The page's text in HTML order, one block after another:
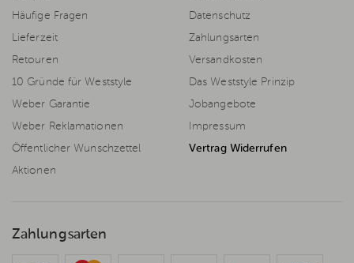
Häufige Fragen
Lieferzeit
Retouren
10 Gründe für Weststyle
Weber Garantie
Weber Reklamationen
Öffentlicher Wunschzettel
Aktionen
Datenschutz
Zahlungsarten
Versandkosten
Das Weststyle Prinzip
Jobangebote
Impressum
Vertrag Widerrufen
Zahlungsarten